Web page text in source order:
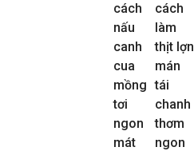
cách
nấu
canh
cua
mồng
tơi
ngon
mát
cách
làm
thịt lợn
mán
tái
chanh
thơm
ngon